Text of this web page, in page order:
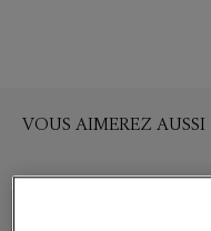
VOUS AIMEREZ AUSSI